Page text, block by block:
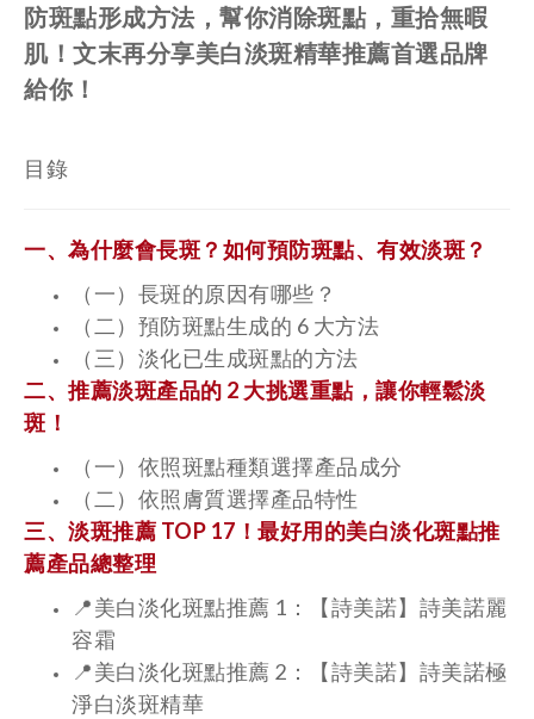
防斑點形成方法，幫你消除斑點，重拾無暇
肌！文末再分享美白淡斑精華推薦首選品牌
給你！
目錄
一、為什麼會長斑？如何預防斑點、有效淡斑？
（一）長斑的原因有哪些？
（二）預防斑點生成的 6 大方法
（三）淡化已生成斑點的方法
二、推薦淡斑產品的 2 大挑選重點，讓你輕鬆淡
斑！
（一）依照斑點種類選擇產品成分
（二）依照膚質選擇產品特性
三、淡斑推薦 TOP 17！最好用的美白淡化斑點推
薦產品總整理
📍美白淡化斑點推薦 1：【詩美諾】詩美諾麗
容霜
📍美白淡化斑點推薦 2：【詩美諾】詩美諾極
淨白淡斑精華